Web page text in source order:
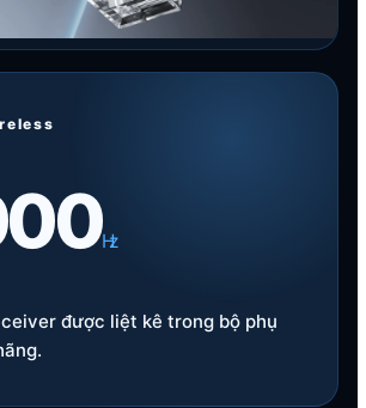
cho toàn bộ bốn
chia Pro hay Ultra. Đen, Trắng,
Realtek.
Hz
được liệt kê trong bộ phụ